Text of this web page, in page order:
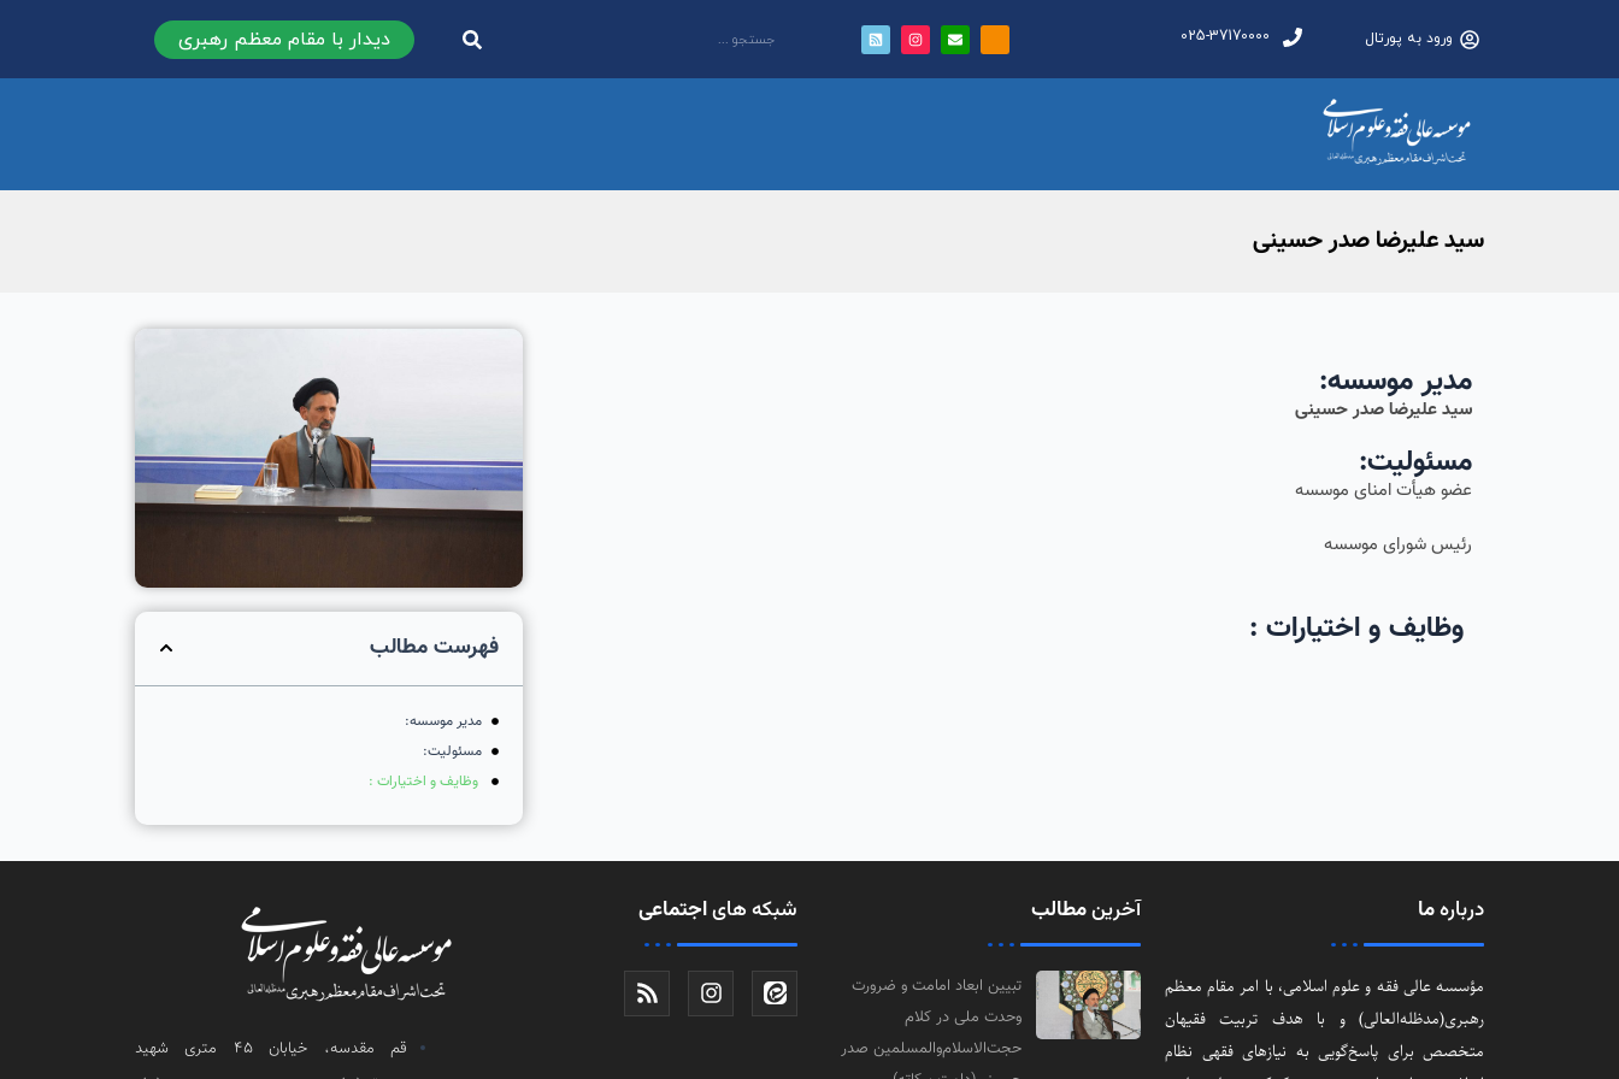
ورود به پورتال 025-37170000 دیدار با مقام معظم رهبری
سید علیرضا صدر حسینی
مدیر موسسه:
سید علیرضا صدر حسینی
مسئولیت:
عضو هیأت امنای موسسه
رئیس شورای موسسه
وظایف و اختیارات : فهرست مطالب
مدیر موسسه:
مسئولیت:
وظایف و اختیارات :
دربارهما
مؤسسه عالی فقه و علوم اسلامی، با امر مقام معظم
رهبری(مد‌ظله‌العالی) و با هدف تربیت فقیهان
متخصص برای پاسخ‌گویی به نیازهای فقهی نظام
آخرینمطالب
تبیین ابعاد امامت و ضرورت
وحدت ملی در کلام
حجت‌الاسلام‌والمسلمین صدر
شبکه هایاجتماعی
قم مقدسه، خیابان 45 متری شهید